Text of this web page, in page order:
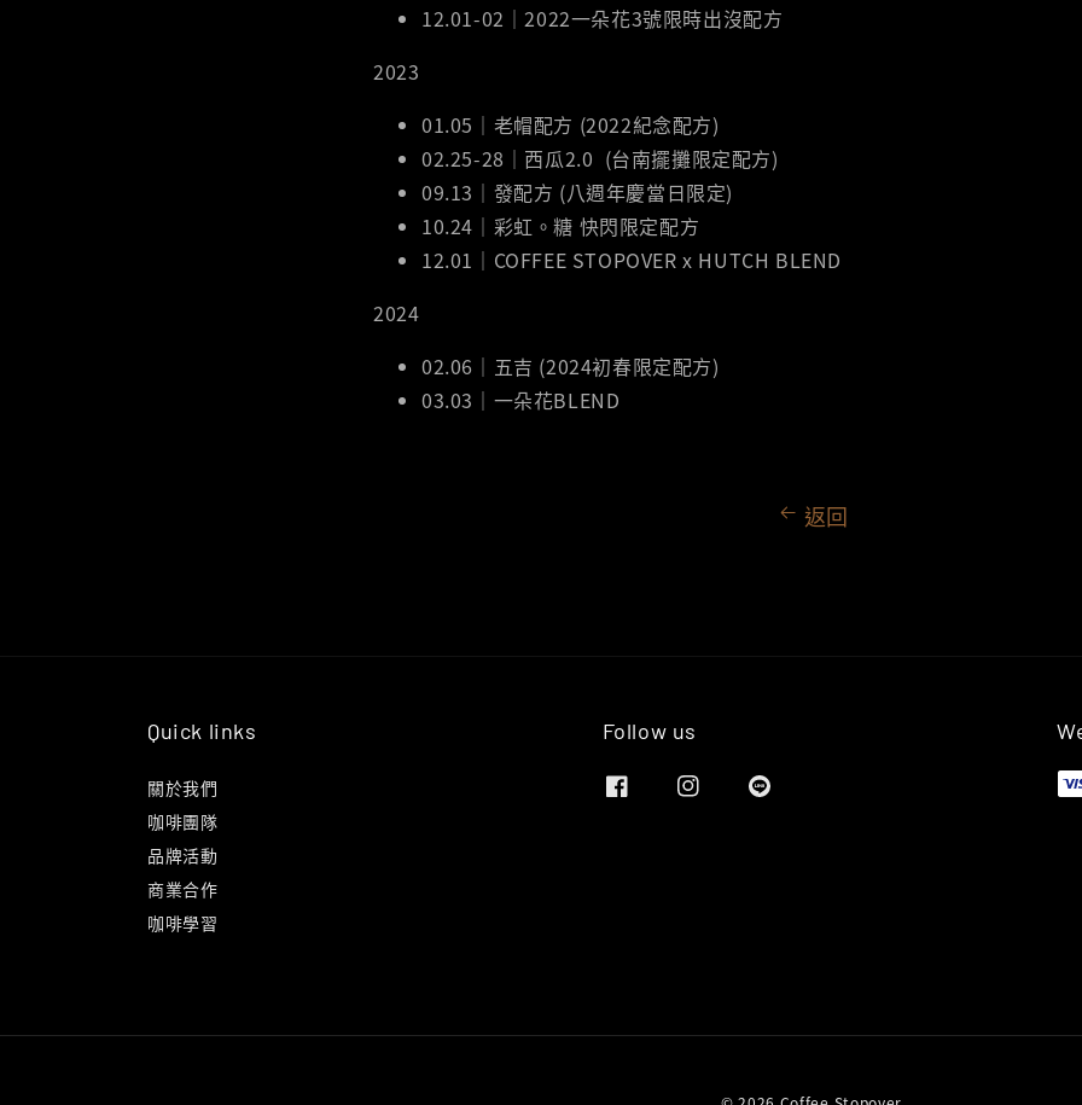
12.01-02｜2022一朵花3號限時出沒配方
2023
01.05｜老帽配方 (2022紀念配方)
02.25-28｜西瓜2.0 (台南擺攤限定配方)
09.13｜發配方 (八週年慶當日限定)
10.24｜彩虹。糖 快閃限定配方
12.01｜COFFEE STOPOVER x HUTCH BLEND
2024
02.06｜五吉 (2024初春限定配方)
03.03｜一朵花BLEND
返回
Quick links
關於我們
咖啡團隊
品牌活動
商業合作
咖啡學習
Follow us